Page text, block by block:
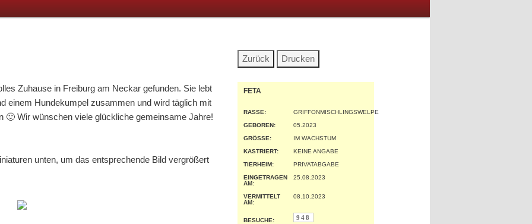
Zuhause in Freiburg am Neckar gefunden. Sie lebt
einem Hundekumpel zusammen und wird täglich mit
🙂 Wir wünschen viele glückliche gemeinsame Jahre!
unten, um das entsprechende Bild vergrößert
FETA
RASSE:
GRIFFONMISCHLINGSWELPE
GEBOREN:
05.2023
GRÖSSE:
IM WACHSTUM
KASTRIERT:
KEINE ANGABE
TIERHEIM:
PRIVATABGABE
EINGETRAGEN
AM:
25.08.2023
VERMITTELT
AM:
08.10.2023
BESUCHE: 948